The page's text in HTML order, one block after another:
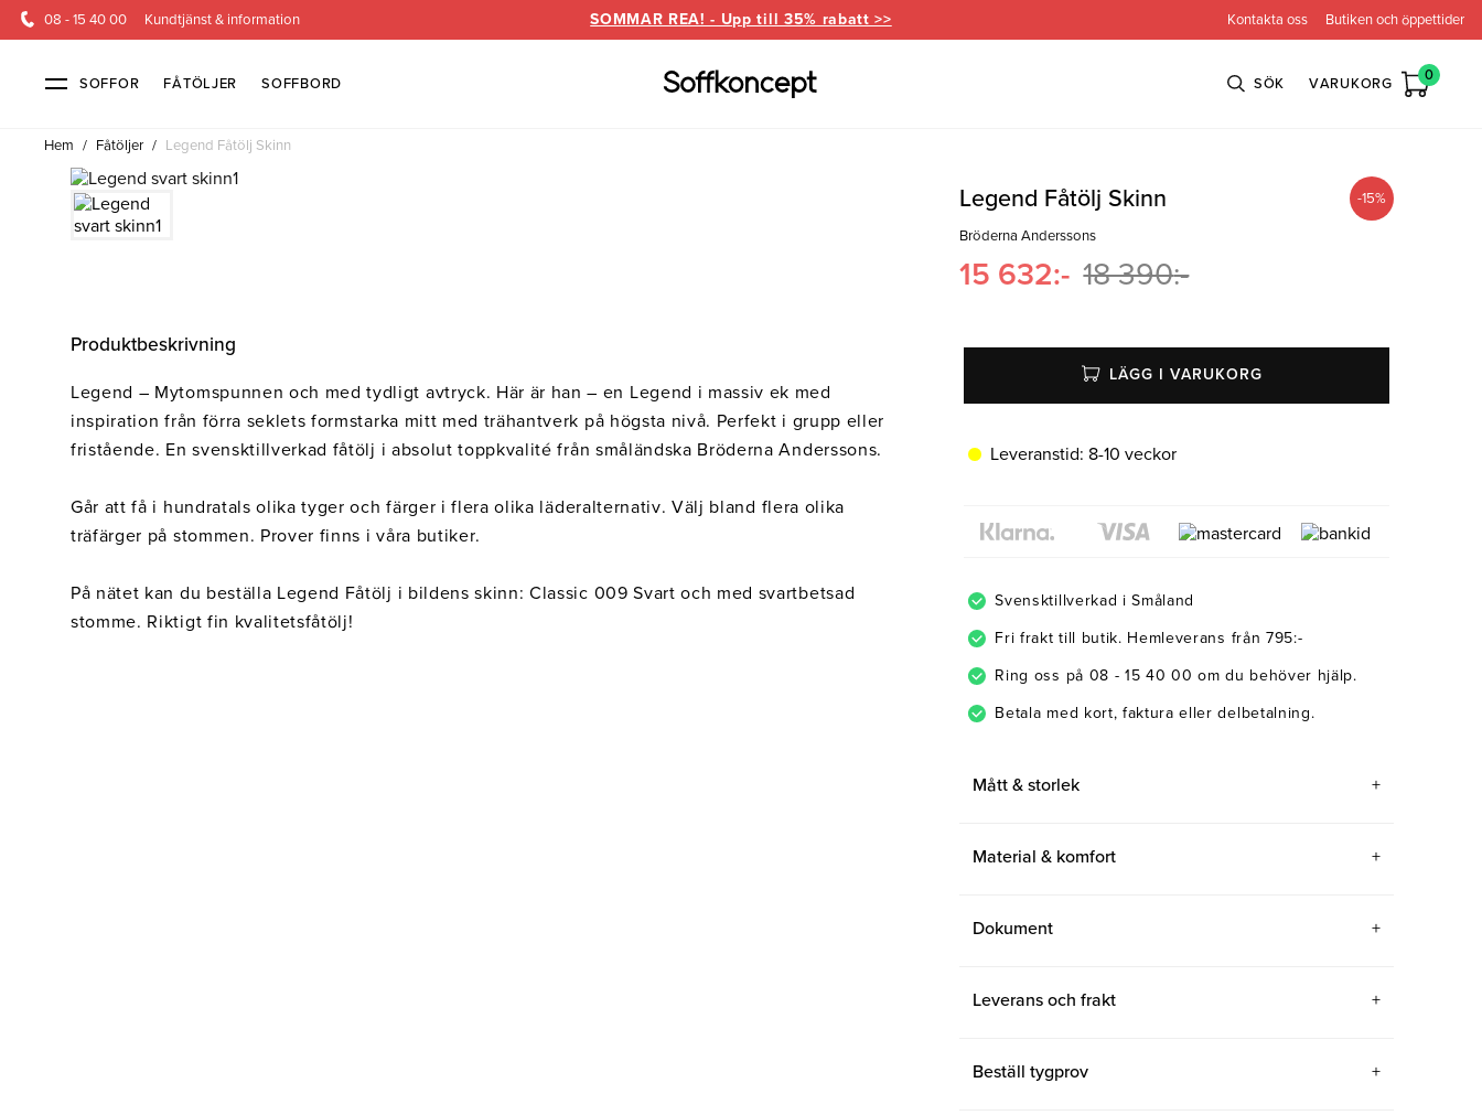
08 - 15 40 00 Kundtjänst & information SOMMAR REA! - Upp till 35% rabatt >> Kontakta oss Butiken och öppettider
SOFFOR FÅTÖLJER SOFFBORD SÖK VARUKORG 0
Soffor & fåtöljer
Sammetssoffor
Soffor med hög rygg
Bellus
Burhéns
Conform
Pohjanmaan
Inredning
Belysning Mattor Soffbord
Kundtjänst
Butiken
Hem / Fåtöljer / Legend Fåtölj Skinn
Produktbeskrivning
Legend – Mytomspunnen och med tydligt avtryck. Här är han – en Legend i massiv ek med
inspiration från förra seklets formstarka mitt med trähantverk på högsta nivå. Perfekt i grupp eller
fristående. En svensktillverkad fåtölj i absolut toppkvalité från småländska Bröderna Anderssons.
Går att få i hundratals olika tyger och färger i flera olika läderalternativ. Välj bland flera olika
träfärger på stommen. Prover finns i våra butiker.
På nätet kan du beställa Legend Fåtölj i bildens skinn: Classic 009 Svart och med svartbetsad
stomme. Riktigt fin kvalitetsfåtölj!
Legend Fåtölj Skinn -15%
Bröderna Anderssons
15 632:- 18 390:-
LÄGG I VARUKORG
Leveranstid: 8-10 veckor
Svensktillverkad i Småland
Fri frakt till butik. Hemleverans från 795:-
Ring oss på 08 - 15 40 00 om du behöver hjälp.
Betala med kort, faktura eller delbetalning.
Mått & storlek
Material & komfort
Dokument
Leverans och frakt
Beställ tygprov